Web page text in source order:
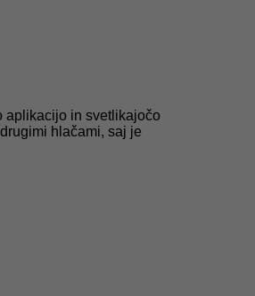
aplikacijo in svetlikajočo
hlačami, saj je